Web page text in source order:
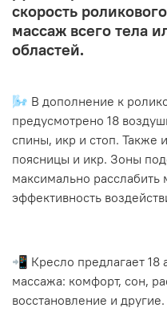
скорость
массаж всего тела
областей.
🌬️ В дополнение к
предусмотрено 18
спины, икр и стоп. Также
поясницы и икр. Зоны
максимально
эффективность
📲 Кресло предлагает 18
массажа: комфорт, сон,
восстановление и другие.